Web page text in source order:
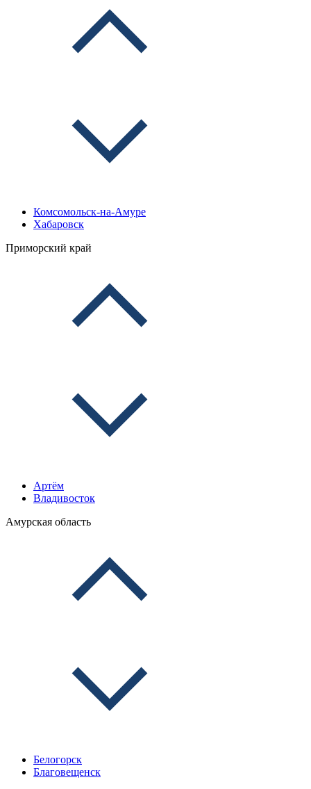
Комсомольск-на-Амуре
Хабаровск
Приморский край
Артём
Владивосток
Амурская область
Белогорск
Благовещенск